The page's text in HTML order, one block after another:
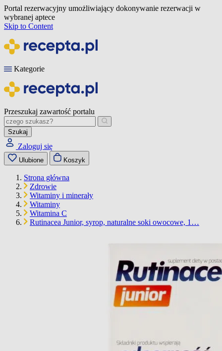
Portal rezerwacyjny umożliwiający dokonywanie rezerwacji w
wybranej aptece
Skip to Content
Kategorie
Przeszukaj zawartość portalu
Szukaj
Zaloguj się
Ulubione Koszyk
Strona główna
Zdrowie
Witaminy i minerały
Witaminy
Witamina C
Rutinacea Junior, syrop, naturalne soki owocowe, 1…